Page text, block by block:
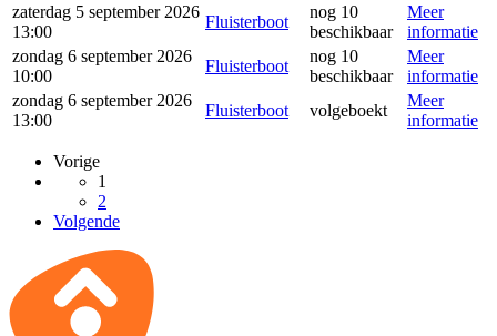
zaterdag 5 september 2026
13:00
Fluisterboot
nog 10
beschikbaar
Meer
informatie
zondag 6 september 2026
10:00
Fluisterboot
nog 10
beschikbaar
Meer
informatie
zondag 6 september 2026
13:00
Fluisterboot volgeboekt
Meer
informatie
Vorige
1
2
Volgende